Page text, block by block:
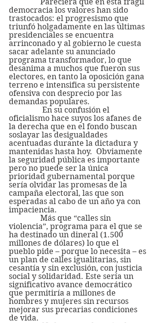
democracia los valores han sido
trastocados: el progresismo que
triunfó holgadamente en las últimas
presidenciales se encuentra
arrinconado y al gobierno le cuesta
sacar adelante su anunciado
programa transformador, lo que
desanima a muchos que fueron sus
electores, en tanto la oposición gana
terreno e intensifica su persistente
ofensiva con desprecio por las
demandas populares.
oficialismo hace suyos los afanes de
la derecha que en el fondo buscan
soslayar las desigualdades
acentuadas durante la dictadura y
mantenidas hasta hoy.  Obviamente
la seguridad pública es importante
pero no puede ser la única
prioridad gubernamental porque
sería olvidar las promesas de la
campaña electoral, las que son
esperadas al cabo de un año ya con
impaciencia.
violencia”, programa para el que se
ha destinado un dineral (1.500
millones de dólares) lo que el
pueblo pide – porque lo necesita – es
un plan de calles igualitarias, sin
cesantía y sin exclusión, con justicia
social y solidaridad. Este sería un
significativo avance democrático
que permitiría a millones de
hombres y mujeres sin recursos
mejorar sus precarias condiciones
de vida.